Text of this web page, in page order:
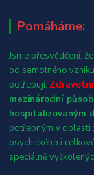
Pomáháme:
Jsme přesvědčení,
od samotného
potřebují.
mezinárodní
hospitalizovaným
potřebným v oblasti
psychického i
speciálně